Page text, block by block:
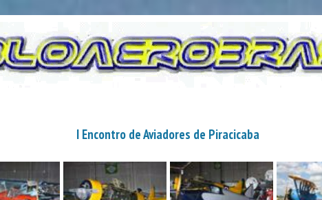
I Encontro de Aviadores de Piracicaba